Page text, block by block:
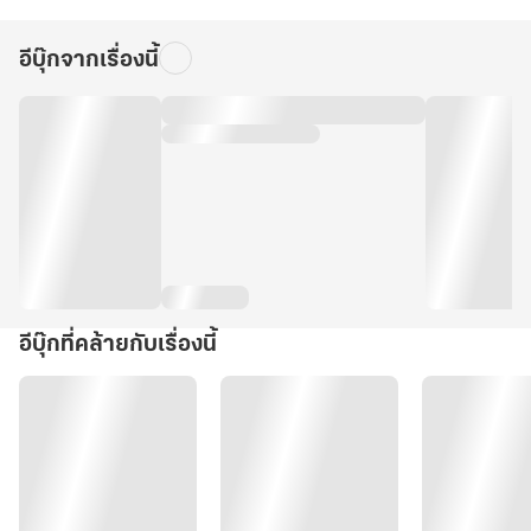
อีบุ๊กจากเรื่องนี้
อีบุ๊กที่คล้ายกับเรื่องนี้